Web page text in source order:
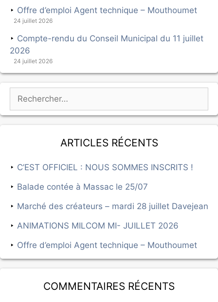
Offre d’emploi Agent technique – Mouthoumet
24 juillet 2026
Compte-rendu du Conseil Municipal du 11 juillet
2026
24 juillet 2026
Articles récents
C’EST OFFICIEL : NOUS SOMMES INSCRITS !
Balade contée à Massac le 25/07
Marché des créateurs – mardi 28 juillet Davejean
ANIMATIONS MILCOM MI- JUILLET 2026
Offre d’emploi Agent technique – Mouthoumet
Commentaires récents